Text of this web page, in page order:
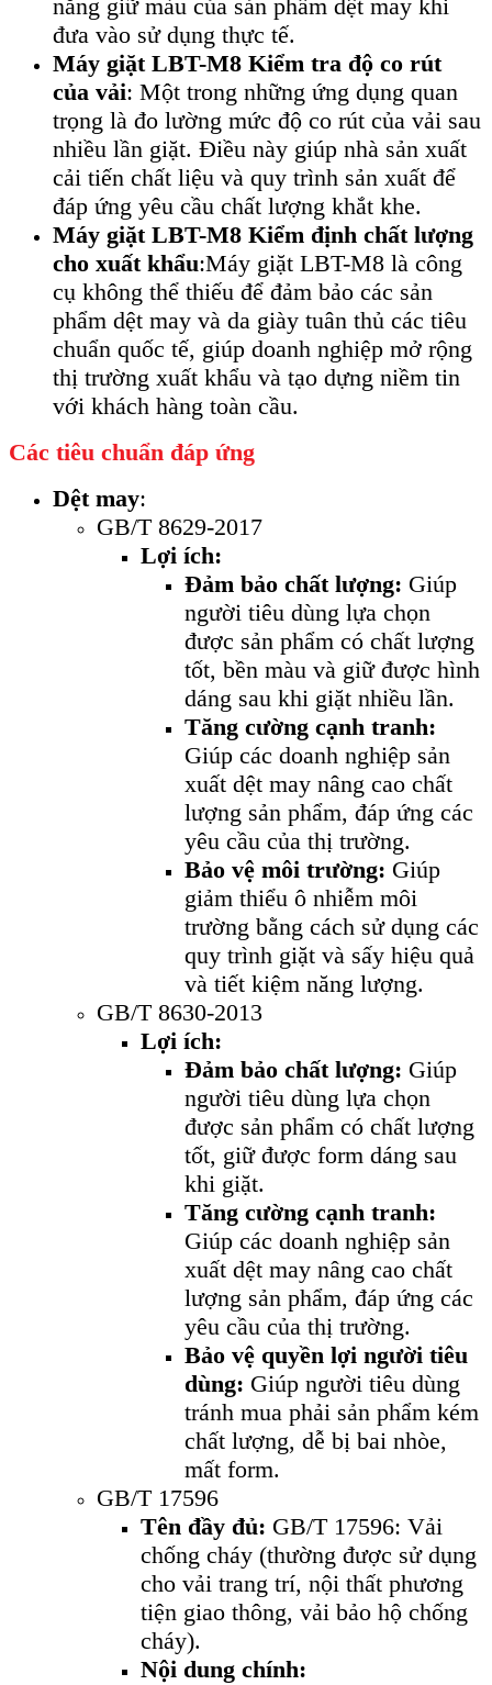
năng giữ màu của sản phẩm dệt may khi
đưa vào sử dụng thực tế.
Máy giặt LBT-M8 Kiểm tra độ co rút
của vải: Một trong những ứng dụng quan
trọng là đo lường mức độ co rút của vải sau
nhiều lần giặt. Điều này giúp nhà sản xuất
cải tiến chất liệu và quy trình sản xuất để
đáp ứng yêu cầu chất lượng khắt khe.
Máy giặt LBT-M8 Kiểm định chất lượng
cho xuất khẩu:Máy giặt LBT-M8 là công
cụ không thể thiếu để đảm bảo các sản
phẩm dệt may và da giày tuân thủ các tiêu
chuẩn quốc tế, giúp doanh nghiệp mở rộng
thị trường xuất khẩu và tạo dựng niềm tin
với khách hàng toàn cầu.
Các tiêu chuẩn đáp ứng
Dệt may:
GB/T 8629-2017
Lợi ích:
Đảm bảo chất lượng: Giúp
người tiêu dùng lựa chọn
được sản phẩm có chất lượng
tốt, bền màu và giữ được hình
dáng sau khi giặt nhiều lần.
Tăng cường cạnh tranh:
Giúp các doanh nghiệp sản
xuất dệt may nâng cao chất
lượng sản phẩm, đáp ứng các
yêu cầu của thị trường.
Bảo vệ môi trường: Giúp
giảm thiểu ô nhiễm môi
trường bằng cách sử dụng các
quy trình giặt và sấy hiệu quả
và tiết kiệm năng lượng.
GB/T 8630-2013
Lợi ích:
Đảm bảo chất lượng: Giúp
người tiêu dùng lựa chọn
được sản phẩm có chất lượng
tốt, giữ được form dáng sau
khi giặt.
Tăng cường cạnh tranh:
Giúp các doanh nghiệp sản
xuất dệt may nâng cao chất
lượng sản phẩm, đáp ứng các
yêu cầu của thị trường.
Bảo vệ quyền lợi người tiêu
dùng: Giúp người tiêu dùng
tránh mua phải sản phẩm kém
chất lượng, dễ bị bai nhòe,
mất form.
GB/T 17596
Tên đầy đủ: GB/T 17596: Vải
chống cháy (thường được sử dụng
cho vải trang trí, nội thất phương
tiện giao thông, vải bảo hộ chống
cháy).
Nội dung chính: